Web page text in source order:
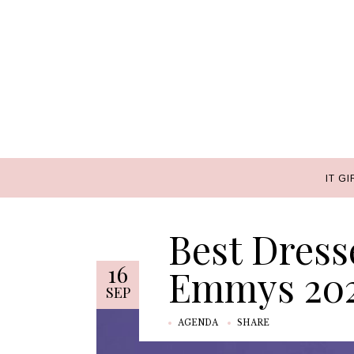
IT
IT
16
SEP
Best
Emmys
AGENDA SHARE